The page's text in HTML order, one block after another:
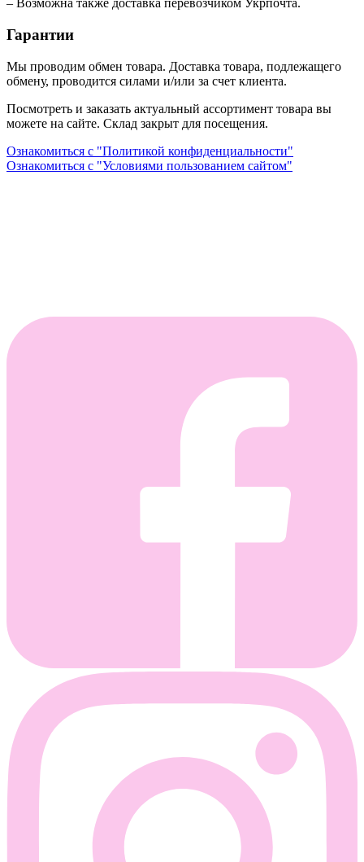
– Возможна также доставка перевозчиком Укрпочта.
Гарантии
Мы проводим обмен товара. Доставка товара, подлежащего
обмену, проводится силами и/или за счет клиента.
Посмотреть и заказать актуальный ассортимент товара вы
можете на сайте. Склад закрыт для посещения.
Ознакомиться с "Политикой конфиденциальности"
Ознакомиться с "Условиями пользованием сайтом"